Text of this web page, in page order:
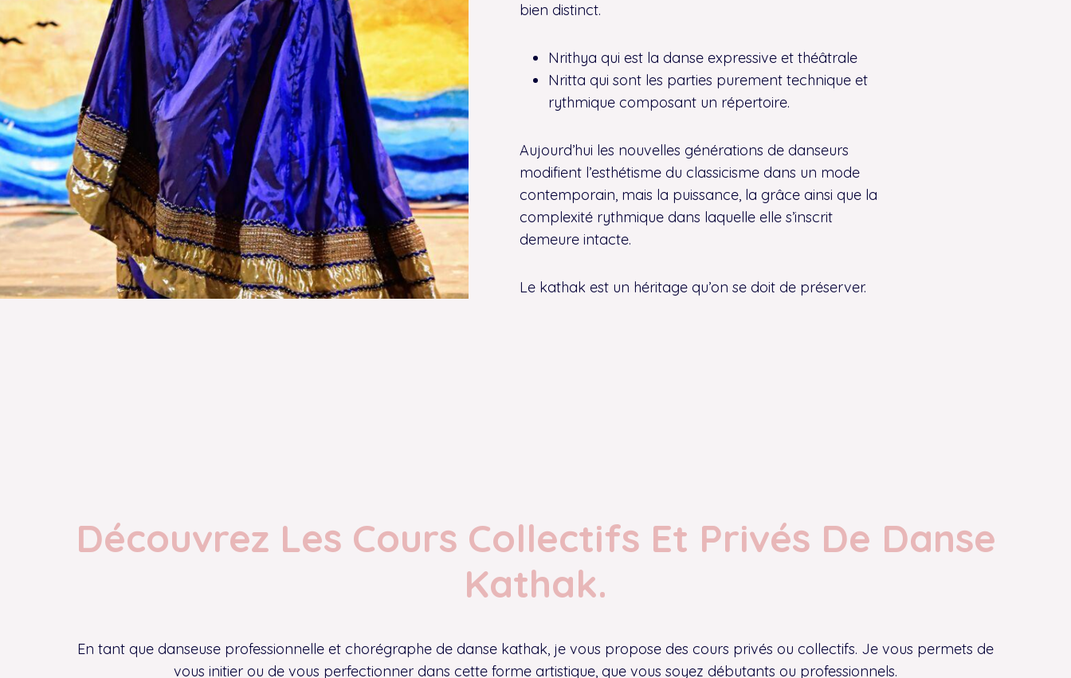
bien distinct.
Nrithya qui est la danse expressive et théâtrale
Nritta qui sont les parties purement technique et
rythmique composant un répertoire.
Aujourd’hui les nouvelles générations de danseurs
modifient l’esthétisme du classicisme dans un mode
contemporain, mais la puissance, la grâce ainsi que la
complexité rythmique dans laquelle elle s’inscrit
demeure intacte.
Le kathak est un héritage qu’on se doit de préserver.
Découvrez Les Cours Collectifs Et Privés De Danse
Kathak.
En tant que danseuse professionnelle et chorégraphe de danse kathak, je vous propose des cours privés ou collectifs. Je vous permets de
vous initier ou de vous perfectionner dans cette forme artistique, que vous soyez débutants ou professionnels.